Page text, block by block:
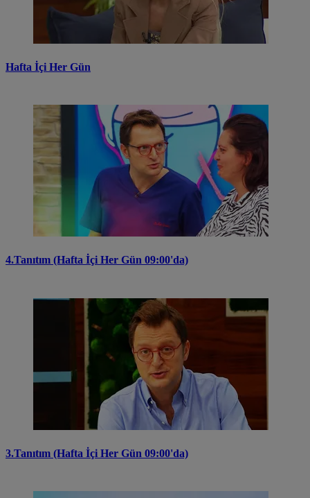
Hafta İçi Her Gün
4.Tanıtım (Hafta İçi Her Gün 09:00'da)
3.Tanıtım (Hafta İçi Her Gün 09:00'da)